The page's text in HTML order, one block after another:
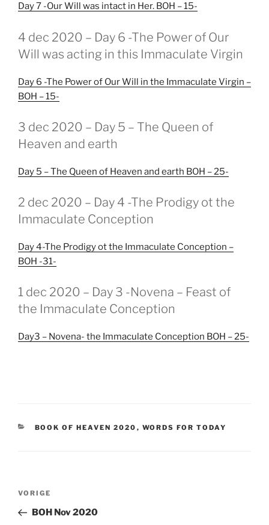
Day 7 -Our Will was intact in Her. BOH – 15-
GEPLAATST
OP
4 dec 2020 – Day 6 -The Power of Our
Will was acting in this Immaculate Virgin
Day 6 -The Power of Our Will in the Immaculate Virgin –
BOH – 15-
GEPLAATST
OP
3 dec 2020 – Day 5 – The Queen of
Heaven and earth
Day 5 – The Queen of Heaven and earth BOH – 25-
GEPLAATST
OP
2 dec 2020 – Day 4 -The Prodigy ot the
Immaculate Conception
Day 4-The Prodigy ot the Immaculate Conception –
BOH -31-
GEPLAATST
OP
1 dec 2020 – Day 3 -Novena – Feast of
the Immaculate Conception
Day3 – Novena- the Immaculate Conception BOH – 25-
CATEGORIEËN
BOOK OF HEAVEN 2020 , WORDS FOR TODAY
Berichtnavigatie
Vorig
bericht
VORIGE
BOH Nov 2020